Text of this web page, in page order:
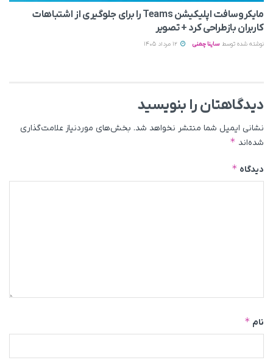
مایکروسافت اپلیکیشن Teams را برای جلوگیری از اشتباهات
کاربران بازطراحی کرد + تصویر
نوشته شده توسط ساینا چمنی
دیدگاهتان را بنویسید
نشانی ایمیل شما منتشر نخواهد شد. بخش‌های موردنیاز علامت‌گذاری
شده‌اند *
دیدگاه *
نام *